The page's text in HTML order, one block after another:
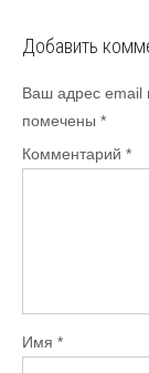
Добавить
Ваш адрес email
помечены *
Комментарий *
Имя *